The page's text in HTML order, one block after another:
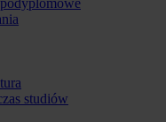
studiów